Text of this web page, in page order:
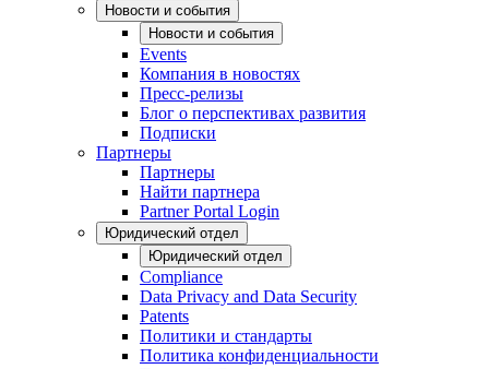
Новости и события
Новости и события
Events
Компания в новостях
Пресс-релизы
Блог о перспективах развития
Подписки
Партнеры
Партнеры
Найти партнера
Partner Portal Login
Юридический отдел
Юридический отдел
Compliance
Data Privacy and Data Security
Patents
Политики и стандарты
Политика конфиденциальности